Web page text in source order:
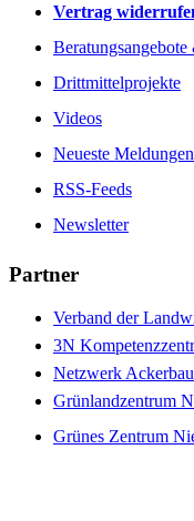
Vertrag
Drittmittelprojekte
Videos
Neueste Meldungen
RSS-Feeds
Newsletter
Partner
Verband der
3N
Netzwerk
Grünlandzentrum
Grünes Zentrum